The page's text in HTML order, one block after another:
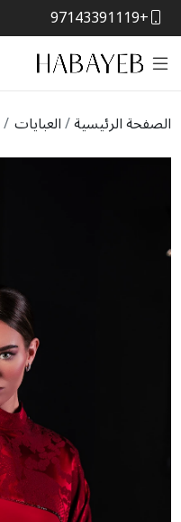
+97143391119
الصفحة الرئيسية العبايات